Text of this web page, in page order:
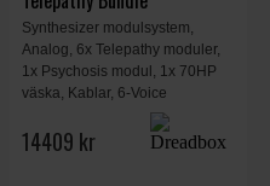
Synthesizer modulsystem,
Analog, 6x Telepathy moduler,
1x Psychosis modul, 1x 70HP
väska, Kablar, 6-Voice
Polyphonic Synthesizer,
Multitimbral, LFO, MIDI, CV,
14409 kr